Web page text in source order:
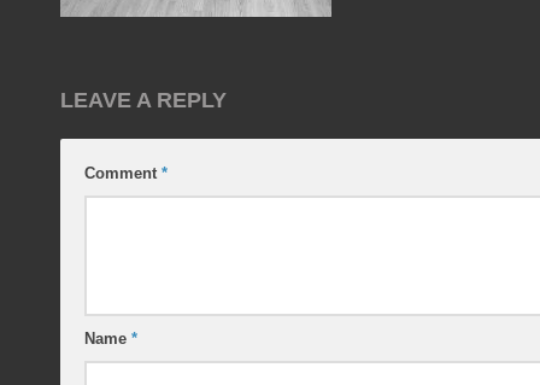
LEAVE A REPLY
Comment *
Name *